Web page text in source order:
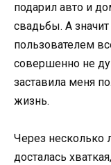
подарил авто и
свадьбы. А
пользователем
совершенно не
заставила меня
жизнь.
Через
досталась